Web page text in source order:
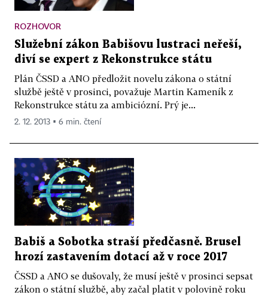
ROZHOVOR
Služební zákon Babišovu lustraci neřeší,
diví se expert z Rekonstrukce státu
Plán ČSSD a ANO předložit novelu zákona o státní
službě ještě v prosinci, považuje Martin Kameník z
Rekonstrukce státu za ambiciózní. Prý je...
2. 12. 2013 ▪ 6 min. čtení
Babiš a Sobotka straší předčasně. Brusel
hrozí zastavením dotací až v roce 2017
ČSSD a ANO se dušovaly, že musí ještě v prosinci sepsat
zákon o státní službě, aby začal platit v polovině roku